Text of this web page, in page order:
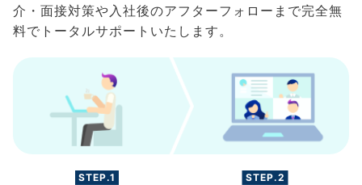
介・面接対策や入社後のアフターフォローまで完全無
料でトータルサポートいたします。
STEP.1 STEP.2